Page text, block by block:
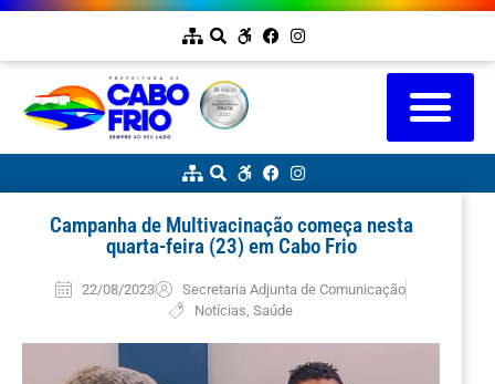
Campanha de Multivacinação começa nesta
quarta-feira (23) em Cabo Frio
22/08/2023
Secretaria Adjunta de Comunicação
Notícias ,Saúde